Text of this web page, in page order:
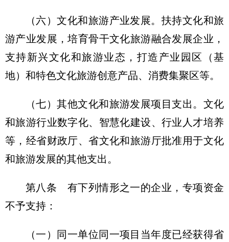
（六）文化和旅游产业发展。扶持文化和旅
游产业发展，培育骨干文化旅游融合发展企业，
支持新兴文化和旅游业态，打造产业园区（基
地）和特色文化旅游创意产品、消费集聚区等。
（七）其他文化和旅游发展项目支出。文化
和旅游行业数字化、智慧化建设、行业人才培养
等，经省财政厅、省文化和旅游厅批准用于文化
和旅游发展的其他支出。
第八条 有下列情形之一的企业，专项资金
不予支持：
（一）同一单位同一项目当年度已经获得省